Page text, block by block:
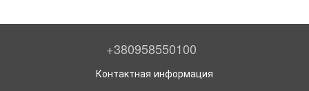
+380958550100
Контактная информация